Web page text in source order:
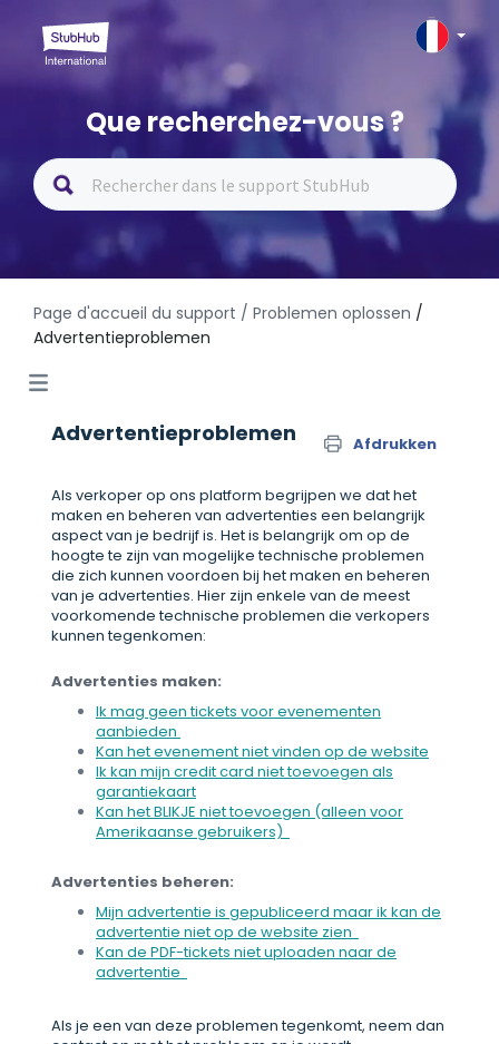
Que recherchez-vous ?
Page d'accueil du support / Problemen oplossen /
Advertentieproblemen
Advertentieproblemen Afdrukken
Als verkoper op ons platform begrijpen we dat het
maken en beheren van advertenties een belangrijk
aspect van je bedrijf is. Het is belangrijk om op de
hoogte te zijn van mogelijke technische problemen
die zich kunnen voordoen bij het maken en beheren
van je advertenties. Hier zijn enkele van de meest
voorkomende technische problemen die verkopers
kunnen tegenkomen:
Advertenties maken:
Ik mag geen tickets voor evenementen
aanbieden
Kan het evenement niet vinden op de website
Ik kan mijn credit card niet toevoegen als
garantiekaart
Kan het BLIKJE niet toevoegen (alleen voor
Amerikaanse gebruikers)
Advertenties beheren:
Mijn advertentie is gepubliceerd maar ik kan de
advertentie niet op de website zien
Kan de PDF-tickets niet uploaden naar de
advertentie
Als je een van deze problemen tegenkomt, neem dan